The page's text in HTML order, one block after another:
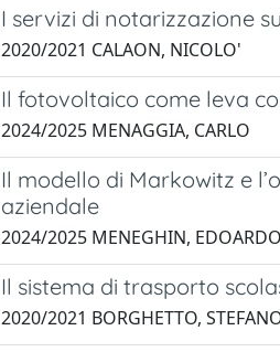
I servizi di notarizzazione
2020/2021 CALAON, NICOLO'
Il fotovoltaico come leva
2024/2025 MENAGGIA, CARLO
Il modello di Markowitz e
aziendale
2024/2025 MENEGHIN, EDOARDO
Il sistema di trasporto
2020/2021 BORGHETTO,